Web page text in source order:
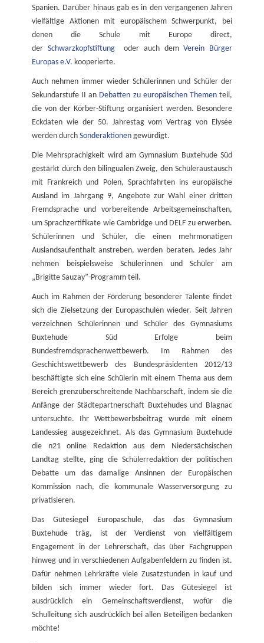
Spanien. Darüber hinaus gab es in den vergangenen Jahren
vielfältige Aktionen mit europäischem Schwerpunkt, bei
denen die Schule mit Europe direct,
der Schwarzkopfstiftungoder auch demVerein Bürger
Europas e.V. kooperierte.
Auch nehmen immer wieder Schülerinnen und Schüler der
Sekundarstufe II an Debatten zu europäischen Thementeil,
die von der Körber-Stiftung organisiert werden. Besondere
Eckdaten wie der 50. Jahrestag vom Vertrag von Elysée
werden durch Sonderaktionen gewürdigt.
Die Mehrsprachigkeit wird am Gymnasium Buxtehude Süd
gestärkt durch den bilingualen Zweig, den Schüleraustausch
mit Frankreich und Polen, Sprachfahrten ins europäische
Ausland im Jahrgang 9, Angebote zur Wahl einer dritten
Fremdsprache und vorbereitende Arbeitsgemeinschaften,
um Sprachzertifikate wie Cambridge und DELF zu erwerben.
Schülerinnen und Schüler, die einen mehrmonatigen
Auslandsaufenthalt anstreben, werden beraten. Jedes Jahr
nehmen beispielsweise Schülerinnen und Schüler am
„Brigitte Sauzay”-Programm teil.
Auch im Rahmen der Förderung besonderer Talente findet
sich die Zielsetzung der Europaschulen wieder. Seit Jahren
verzeichnen Schülerinnen und Schüler des Gymnasiums
Buxtehude Süd Erfolge beim
Bundesfremdsprachenwettbewerb. Im Rahmen des
Geschichtswettbewerb des Bundespräsidenten 2012/13
beschäftigte sich eine Schülerin mit einem Thema aus dem
Bereich grenzüberschreitende Nachbarschaft, indem sie die
Anfänge der Städtepartnerschaft Buxtehudes und Blagnac
untersuchte. Ihr Wettbewerbsbeitrag wurde mit einem
Landessieg ausgezeichnet. Als das Gymnasium Buxtehude
die n21 online Redaktion aus dem Niedersächsischen
Landtag stellte, ging die Schülerredaktion der politischen
Debatte um das damalige Ansinnen der Europäischen
Kommission nach, die kommunale Wasserversorgung zu
privatisieren.
Das Gütesiegel Europaschule, das das Gymnasium
Buxtehude träg, ist der Verdienst von vielfältigem
Engagement in der Lehrerschaft, das über Fachgruppen
hinweg und in verschiedenen Aufgabenfeldern zu finden ist.
Dafür nehmen Lehrkräfte viele Zusatzstunden in kauf und
bilden sich immer wieder fort. Das Gütesiegel ist
ausdrücklich ein Gemeinschaftsverdienst, wofür die
Schulleitung sich ausdrücklich bei allen Beteiligen bedanken
möchte!